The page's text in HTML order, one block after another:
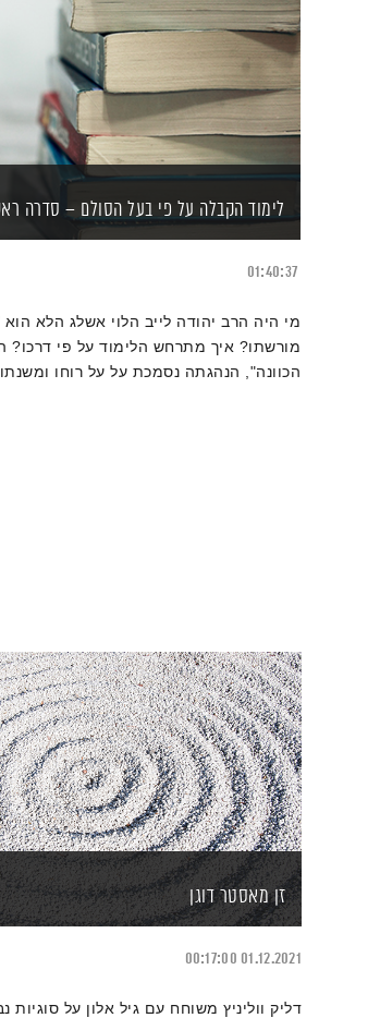
לימוד הקבלה על פי בעל הסולם – סדרה
01:40:37
מי היה הרב יהודה לייב הלוי אשלג הלא
מורשתו? איך מתרחש הלימוד על פי דרכו?
הכוונה", הנהגתה נסמכת על על רוחו
זן מאסטר דוגן
01.12.2021
00:17:00
דליק ווליניץ משוחח עם גיל אלון על סוגיות